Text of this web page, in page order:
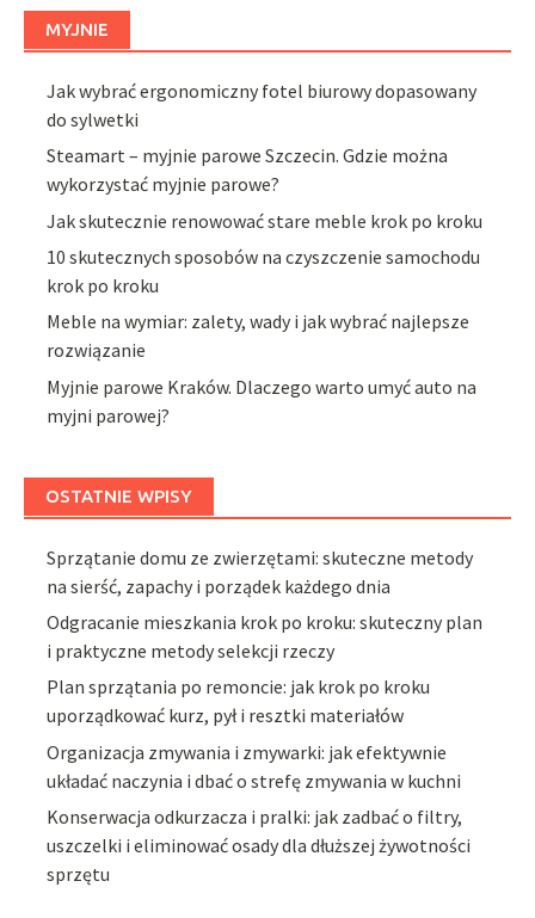
MYJNIE
Jak wybrać ergonomiczny fotel biurowy dopasowany
do sylwetki
Steamart – myjnie parowe Szczecin. Gdzie można
wykorzystać myjnie parowe?
Jak skutecznie renowować stare meble krok po kroku
10 skutecznych sposobów na czyszczenie samochodu
krok po kroku
Meble na wymiar: zalety, wady i jak wybrać najlepsze
rozwiązanie
Myjnie parowe Kraków. Dlaczego warto umyć auto na
myjni parowej?
OSTATNIE WPISY
Sprzątanie domu ze zwierzętami: skuteczne metody
na sierść, zapachy i porządek każdego dnia
Odgracanie mieszkania krok po kroku: skuteczny plan
i praktyczne metody selekcji rzeczy
Plan sprzątania po remoncie: jak krok po kroku
uporządkować kurz, pył i resztki materiałów
Organizacja zmywania i zmywarki: jak efektywnie
układać naczynia i dbać o strefę zmywania w kuchni
Konserwacja odkurzacza i pralki: jak zadbać o filtry,
uszczelki i eliminować osady dla dłuższej żywotności
sprzętu